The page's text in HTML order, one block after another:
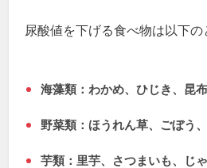
尿酸値を下げる食べ物は以下の
海藻類：わかめ、ひじき、昆布
野菜類：ほうれん草、ごぼう
芋類：里芋、さつまいも、じ